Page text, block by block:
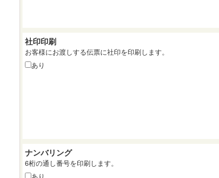
社印印刷
お客様にお渡しする伝票に社印を印刷します。
あり
ナンバリング
6桁の通し番号を印刷します。
あり